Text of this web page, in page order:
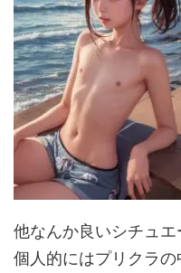
他なんか良いシチュエ
個人的にはプリクラ